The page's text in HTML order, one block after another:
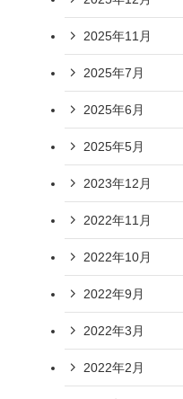
2025年11月
2025年7月
2025年6月
2025年5月
2023年12月
2022年11月
2022年10月
2022年9月
2022年3月
2022年2月